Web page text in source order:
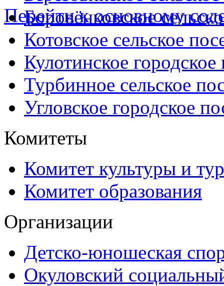
Перейти к основному
Боровёнковское
Котовское сельское
Кулотинское городское
Турбинное сельское
Угловское городское
Комитеты
Комитет культуры и
Комитет образования
Организации
Детско-юношеская
Окуловский